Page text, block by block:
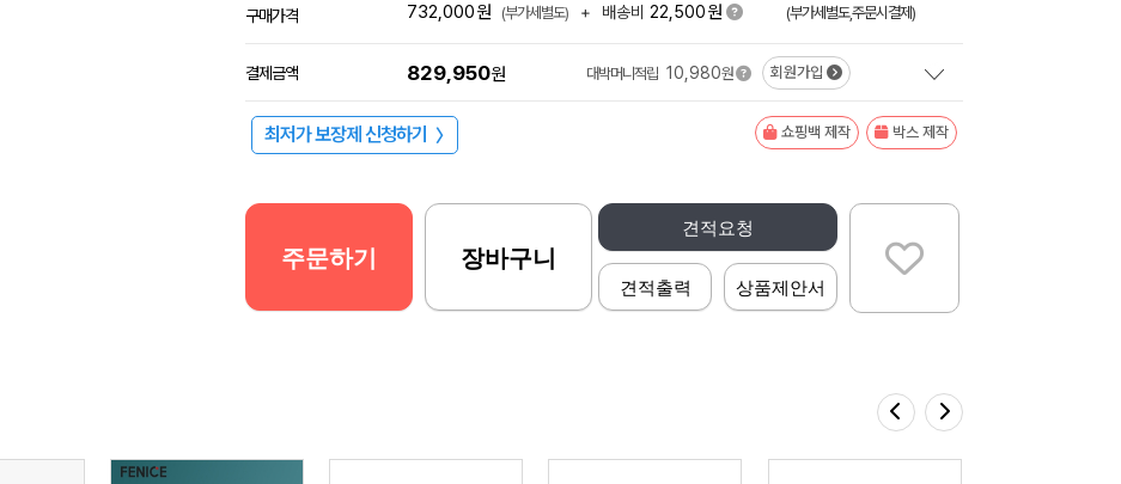
구매가격 732,000원 (부가세별도) + 배송비 22,500원 (부가세별도,주문시결제)
결제금액 829,950원 대박머니적립 10,980원 회원가입
최저가 보장제 신청하기 〉 쇼핑백 제작 박스 제작
견적요청
견적출력 상품제안서
주문하기 장바구니